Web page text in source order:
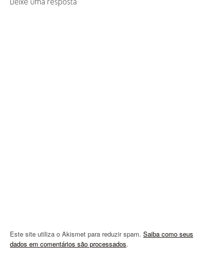
Este site utiliza o Akismet para reduzir spam. Saiba como seus
dados em comentários são processados.